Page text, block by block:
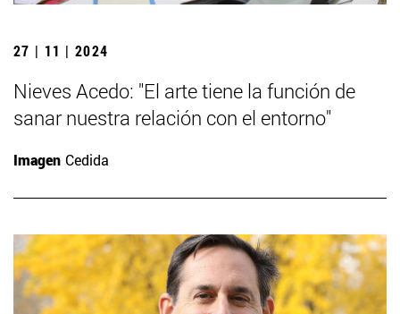
27 | 11 | 2024
Nieves Acedo: "El arte tiene la función de
sanar nuestra relación con el entorno"
Imagen Cedida